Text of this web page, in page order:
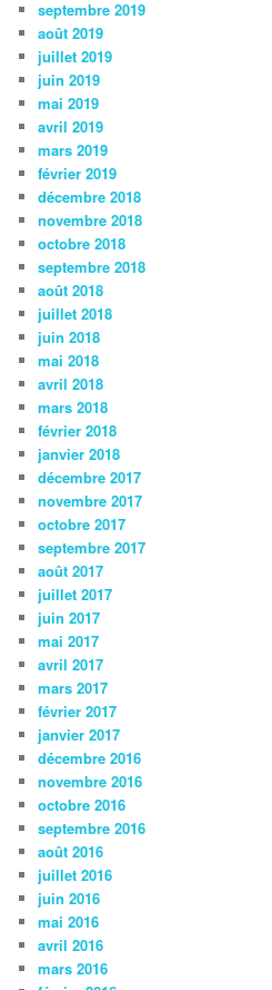
septembre 2019
août 2019
juillet 2019
juin 2019
mai 2019
avril 2019
mars 2019
février 2019
décembre 2018
novembre 2018
octobre 2018
septembre 2018
août 2018
juillet 2018
juin 2018
mai 2018
avril 2018
mars 2018
février 2018
janvier 2018
décembre 2017
novembre 2017
octobre 2017
septembre 2017
août 2017
juillet 2017
juin 2017
mai 2017
avril 2017
mars 2017
février 2017
janvier 2017
décembre 2016
novembre 2016
octobre 2016
septembre 2016
août 2016
juillet 2016
juin 2016
mai 2016
avril 2016
mars 2016